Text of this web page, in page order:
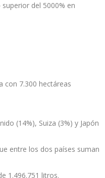
del 5000% en
con 7.300 hectáreas
(14%), Suiza (3%) y Japón
entre los dos países suman
1.496.751 litros.